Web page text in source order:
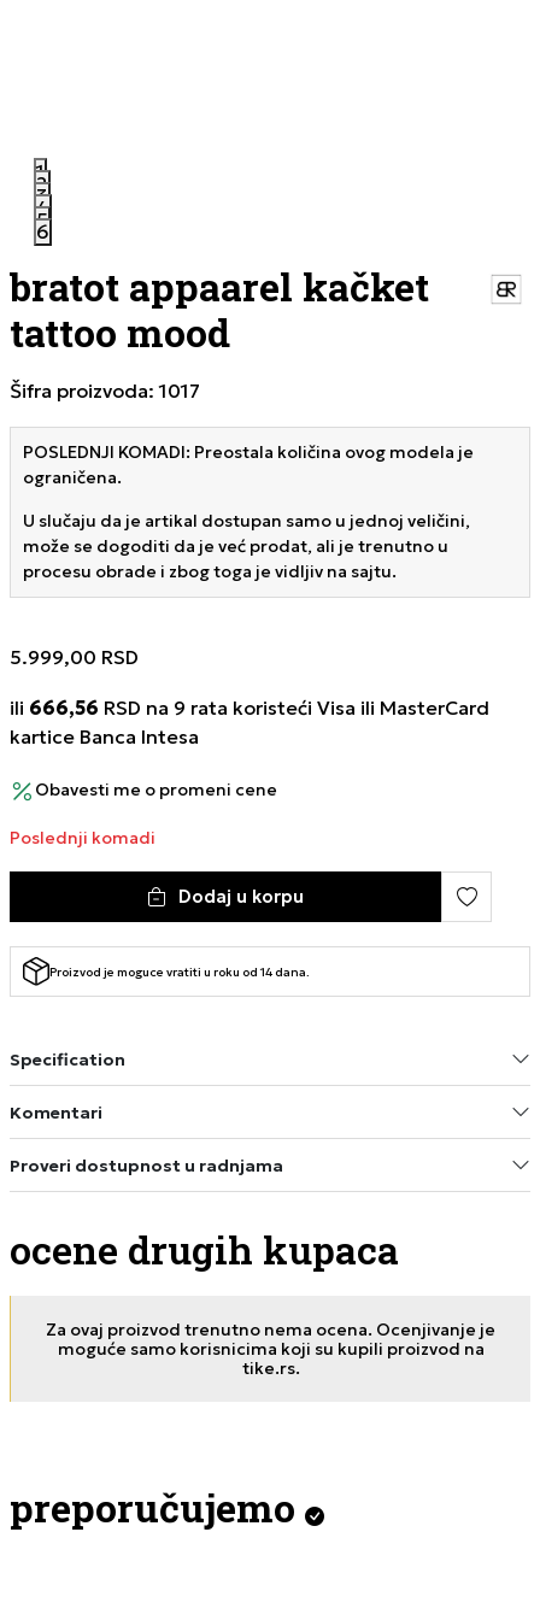
1
2
3
4
5
6
bratot appaarel kačket
tattoo mood
Šifra proizvoda:1017
POSLEDNJI KOMADI: Preostala količina ovog modela je
ograničena.
U slučaju da je artikal dostupan samo u jednoj veličini,
može se dogoditi da je već prodat, ali je trenutno u
procesu obrade i zbog toga je vidljiv na sajtu.
5.999,00 RSD
ili 666,56 RSD na 9 rata koristeći Visa ili MasterCard
kartice Banca Intesa
Obavesti me o promeni cene
Poslednji komadi
Dodaj u korpu
Proizvod je moguce vratiti u roku od 14 dana.
Specification
Komentari
Proveri dostupnost u radnjama
ocene drugih kupaca
Za ovaj proizvod trenutno nema ocena. Ocenjivanje je
moguće samo korisnicima koji su kupili proizvod na
tike.rs.
preporučujemo